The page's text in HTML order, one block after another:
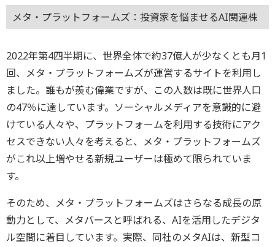
メタ・プラットフォームズ：投資家を悩ませるAI関連株
2022年第4四半期に、世界全体で約37億人が少なくとも月1
回、メタ・プラットフォームズが運営するサイトを利用し
ました。誰もが羨む偉業ですが、この人数は既に世界人口
の47％に達しています。ソーシャルメディアを意識的に避
けている人々や、プラットフォームを利用する技術にアク
セスできない人々を考えると、メタ・プラットフォームズ
がこれ以上増やせる新規ユーザーは極めて限られていま
す。
そのため、メタ・プラットフォームズはさらなる成長の原
動力として、メタバースと呼ばれる、AIを活用したデジタ
ル空間に着目しています。実際、同社のメタAIは、新型コ